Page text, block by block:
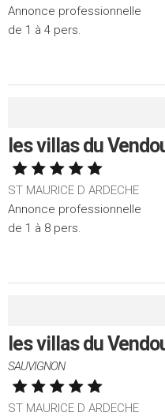
Annonce professionnelle
de 1 à 4 pers.
les villas du
ST MAURICE D ARDECHE
Annonce professionnelle
de 1 à 8 pers.
les villas du
SAUVIGNON
ST MAURICE D ARDECHE